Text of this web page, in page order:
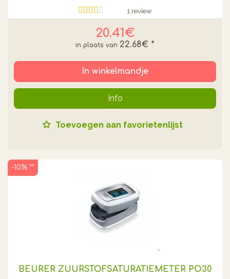
1 review
20.41€
22.68€ *
In winkelmandje
Info
Toevoegen aan favorietenlijst
BEURER ZUURSTOFSATURATIEMETER PO30
-10% **